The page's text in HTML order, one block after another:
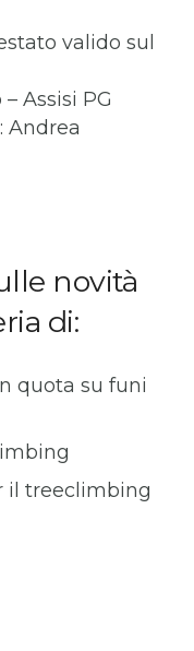
valido sul
Assisi PG
: Andrea
novità
di:
quota su funi
il treeclimbing